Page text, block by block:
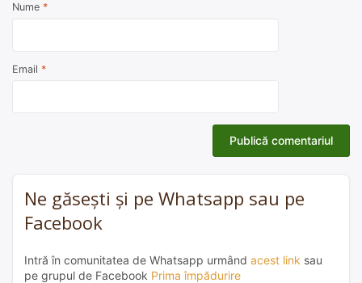
Nume *
Email *
Ne găsești și pe Whatsapp sau pe
Facebook
Intră în comunitatea de Whatsapp urmând acest link sau
pe grupul de Facebook Prima împădurire